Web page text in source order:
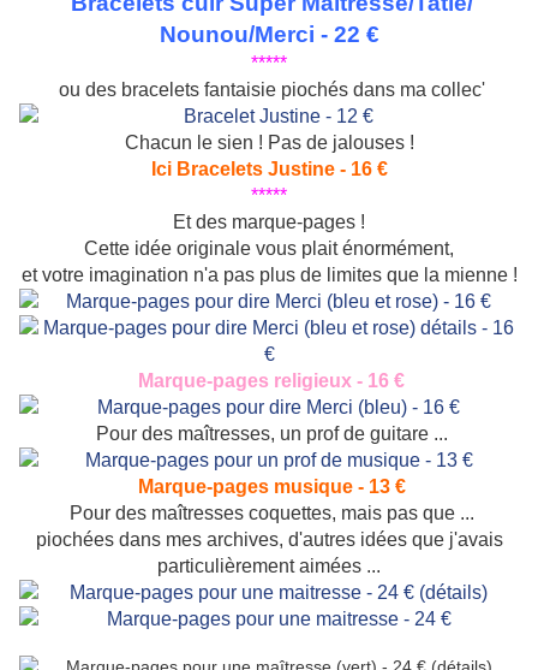
Nounou/Merci - 22 €
*****
ou des bracelets fantaisie piochés dans ma collec'
Chacun le sien ! Pas de jalouses !
Ici Bracelets Justine - 16 €
*****
Et des marque-pages !
Cette idée originale vous plait énormément,
et votre imagination n'a pas plus de limites que la mienne !
Marque-pages religieux - 16 €
Pour des maîtresses, un prof de guitare ...
Marque-pages musique - 13 €
Pour des maîtresses coquettes, mais pas que ...
piochées dans mes archives, d'autres idées que j'avais
particulièrement aimées ...